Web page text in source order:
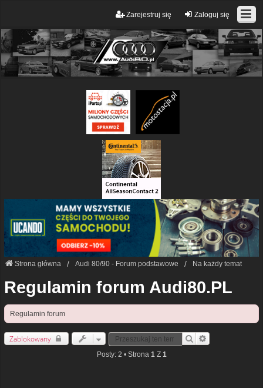
Zaloguj się
Zarejestruj się
Strona główna Audi 80/90 - Forum podstawowe Na każdy temat
Regulamin forum Audi80.PL
Regulamin forum
Zablokowany Szukaj
Posty: 2 • Strona 1 Z 1